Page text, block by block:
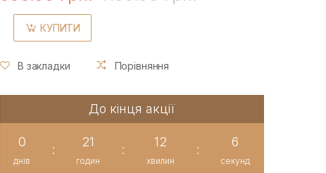
КУПИТИ
В закладки Порівняння
До кінця акції
0
днів
:
21
годин
:
12
хвилин
:
5
секунд